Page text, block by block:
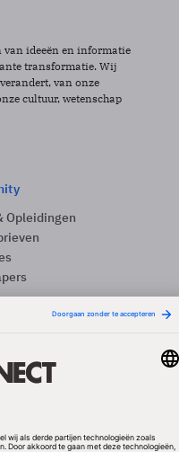
van ideeën en informatie
transformatie. Wij
van onze
cultuur, wetenschap
Opleidingen